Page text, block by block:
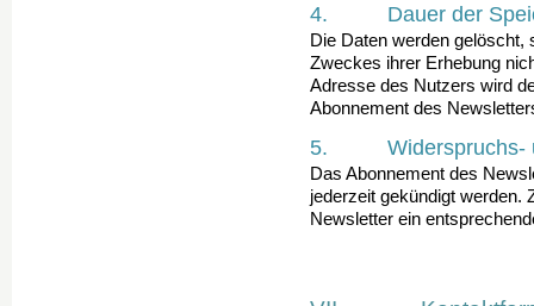
4. Dauer der
Die Daten werden gelöscht,
Zweckes ihrer Erhebung
Adresse des Nutzers wird
Abonnement des
5. Widerspruchs-
Das Abonnement des
jederzeit gekündigt werden.
Newsletter ein